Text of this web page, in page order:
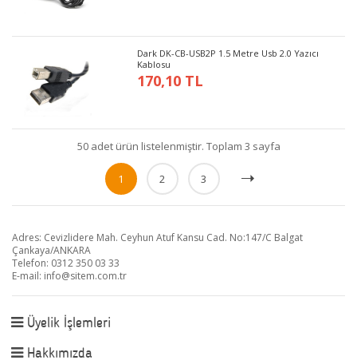
Dark DK-CB-USB2P 1.5 Metre Usb 2.0 Yazıcı
Kablosu
170,10 TL
50 adet ürün listelenmiştir. Toplam 3 sayfa
1 2 3
Adres: Cevizlidere Mah. Ceyhun Atuf Kansu Cad. No:147/C Balgat
Çankaya/ANKARA
Telefon: 0312 350 03 33
E-mail: info@sitem.com.tr
Üyelik İşlemleri
Hakkımızda